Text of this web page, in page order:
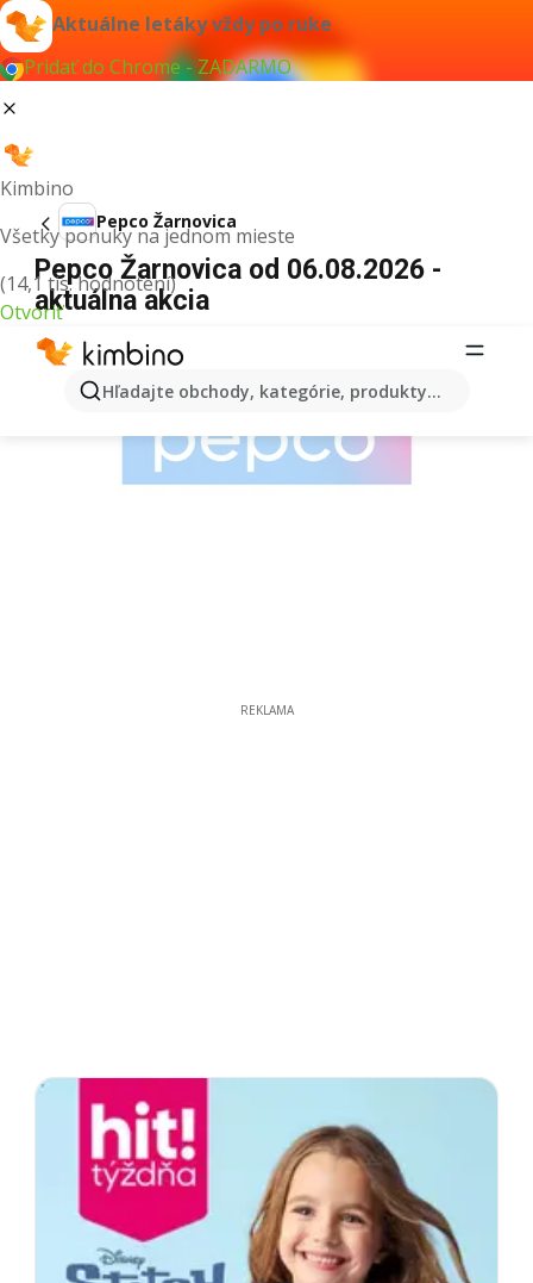
Aktuálne letáky vždy po ruke
Pridať do Chrome - ZADARMO
Kimbino
Všetky ponuky na jednom mieste
(14,1 tis. hodnotení)
Otvoriť
Hľadajte obchody, kategórie, produkty...
Pepco Žarnovica
Pepco Žarnovica od 06.08.2026 -
aktuálna akcia
REKLAMA